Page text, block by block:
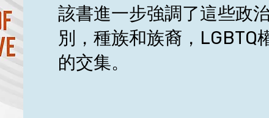
該書進一步強調了這些政
別，種族和族裔，LGBTQ
的交集。